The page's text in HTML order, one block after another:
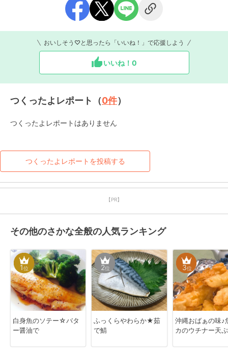
おいしそう♡と思ったら「いいね！」で応援しよう
いいね！ 0
つくったよレポート（0件）
つくったよレポートはありません
つくったよレポートを投稿する
【PR】
その他のさかな全般の人気ランキング
1位
白身魚のソテー☆バタ
ー醤油で
2位
ふっくらやわらか★茹
で鯖
3位
沖縄おばぁの味♪
カのウチナー天